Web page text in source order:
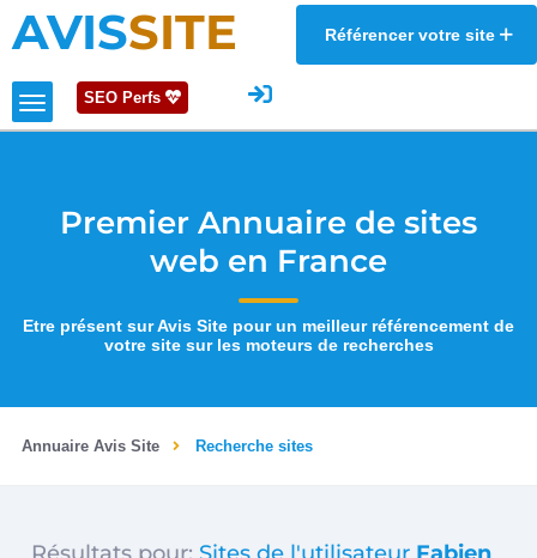
AVISSITE Référencer votre site
SEO Perfs
Premier Annuaire de sites
web en France
Etre présent sur Avis Site pour un meilleur référencement de
votre site sur les moteurs de recherches
Annuaire Avis Site Recherche sites